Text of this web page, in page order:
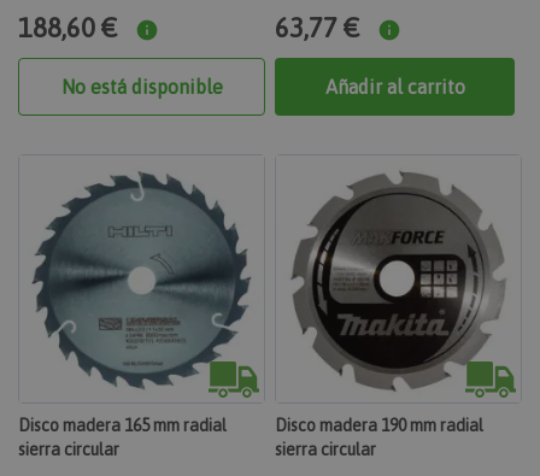
188,60 €
No está disponible
63,77 €
Añadir al carrito
Disco madera 165 mm radial
sierra circular
Disco madera 190 mm radial
sierra circular